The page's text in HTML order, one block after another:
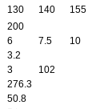
130
140 155
200
6 7.5 10
3.2
3
102
276.3
50.8